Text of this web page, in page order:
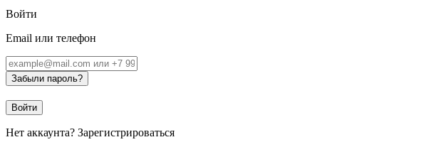
Войти
Email или телефон
Забыли пароль?
Войти
Нет аккаунта? Зарегистрироваться